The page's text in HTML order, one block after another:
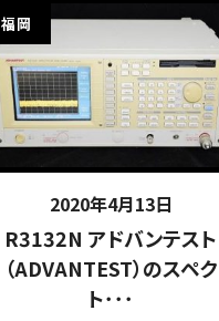
福岡
2020年4月13日
R3132N アドバンテスト
（ADVANTEST）のスペク
ト･･･